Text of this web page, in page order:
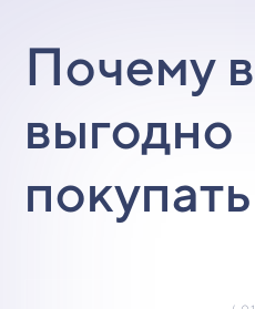
Почему
выгодно